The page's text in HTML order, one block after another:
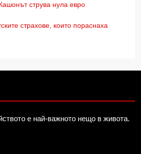
струва нула евро
страхове, които пораснаха
е най-важното нещо в живота.